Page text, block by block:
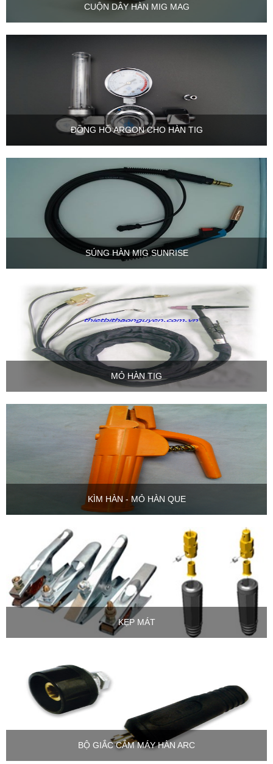
CUỘN DÂY HÀN MIG MAG
ĐỒNG HỒ ARGON CHO HÀN TIG
SÚNG HÀN MIG SUNRISE
MỎ HÀN TIG
KÌM HÀN - MỎ HÀN QUE
KẸP MÁT
BỘ GIẮC CẮM MÁY HÀN ARC